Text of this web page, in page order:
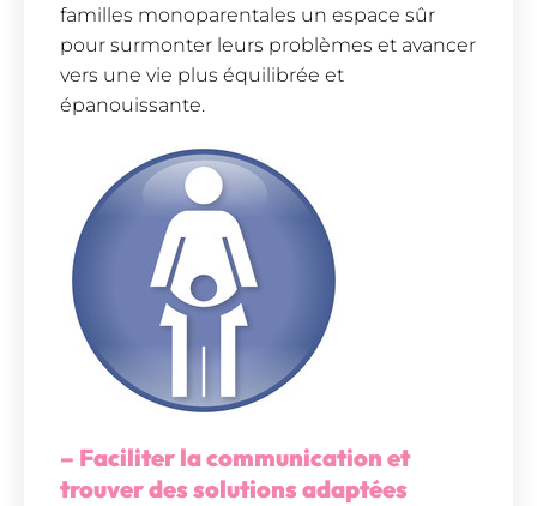
familles monoparentales un espace sûr
pour surmonter leurs problèmes et avancer
vers une vie plus équilibrée et
épanouissante.
– Faciliter la communication et
trouver des solutions adaptées